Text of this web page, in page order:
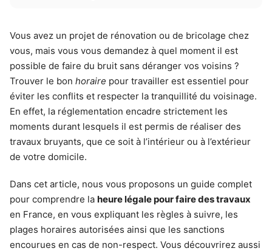
Vous avez un projet de rénovation ou de bricolage chez
vous, mais vous vous demandez à quel moment il est
possible de faire du bruit sans déranger vos voisins ?
Trouver le bon horaire pour travailler est essentiel pour
éviter les conflits et respecter la tranquillité du voisinage.
En effet, la réglementation encadre strictement les
moments durant lesquels il est permis de réaliser des
travaux bruyants, que ce soit à l’intérieur ou à l’extérieur
de votre domicile.
Dans cet article, nous vous proposons un guide complet
pour comprendre la heure légale pour faire des travaux
en France, en vous expliquant les règles à suivre, les
plages horaires autorisées ainsi que les sanctions
encourues en cas de non-respect. Vous découvrirez aussi